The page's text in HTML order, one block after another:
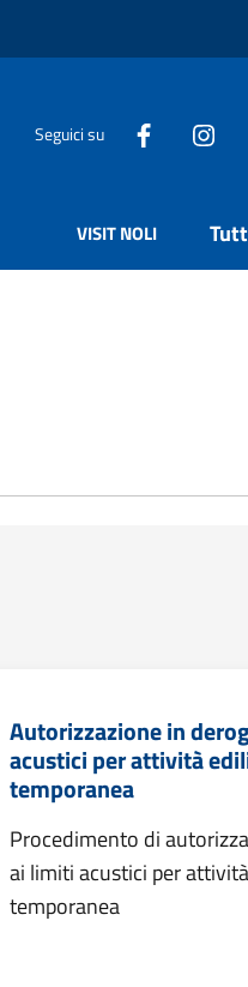
Seguici su
VISIT NOLI
Autorizzazione in
acustici per attività
temporanea
Procedimento di
ai limiti acustici per
temporanea